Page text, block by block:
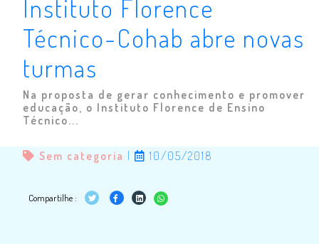
Instituto Florence
Técnico-Cohab abre novas
turmas
Na proposta de gerar conhecimento e promover
educação, o Instituto Florence de Ensino
Técnico...
Sem categoria 10/05/2018
Compartilhe :